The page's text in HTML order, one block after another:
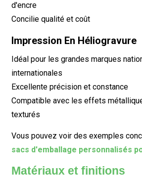
d'encre
Concilie qualité et coût
Impression En Héliogravure
Idéal pour les grandes marques
internationales
Excellente précision et constance
Compatible avec les effets
texturés
Vous pouvez voir des exemples
sacs d'emballage personnalisés
Matériaux et finitions